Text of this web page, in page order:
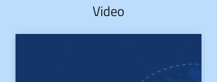
Video